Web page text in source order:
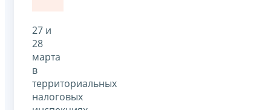
27 и
28
марта
в
территориальных
налоговых